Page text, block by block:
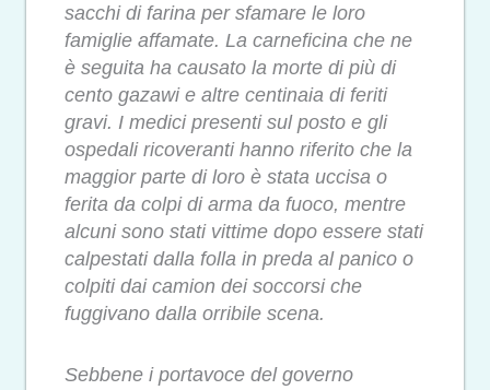
sacchi di farina per sfamare le loro
famiglie affamate. La carneficina che ne
è seguita ha causato la morte di più di
cento gazawi e altre centinaia di feriti
gravi. I medici presenti sul posto e gli
ospedali ricoveranti hanno riferito che la
maggior parte di loro è stata uccisa o
ferita da colpi di arma da fuoco, mentre
alcuni sono stati vittime dopo essere stati
calpestati dalla folla in preda al panico o
colpiti dai camion dei soccorsi che
fuggivano dalla orribile scena.
Sebbene i portavoce del governo